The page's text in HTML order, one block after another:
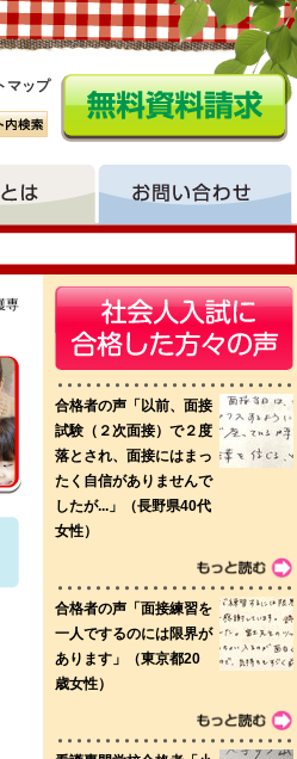
マップ
師会立秋田看護学校 聖バルナバ
看護学院
専